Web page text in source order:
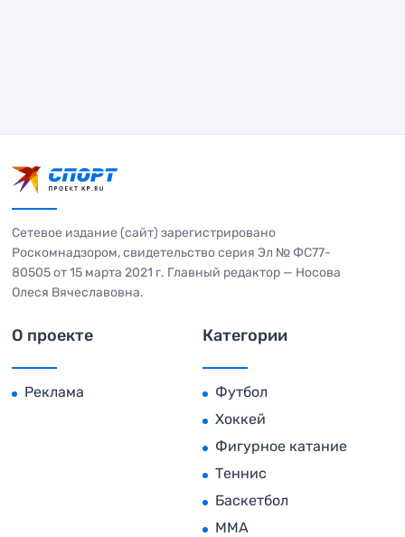
Сетевое издание (сайт) зарегистрировано
Роскомнадзором, свидетельство серия Эл № ФС77-
80505 от 15 марта 2021 г. Главный редактор — Носова
Олеся Вячеславовна.
О проекте
Реклама
Категории
Футбол
Хоккей
Фигурное катание
Теннис
Баскетбол
MMA